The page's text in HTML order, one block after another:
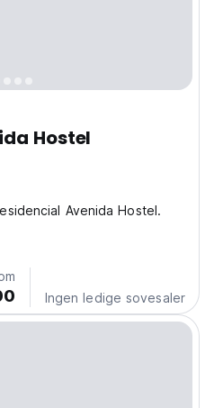
Hostel
Avenida Hostel.
Ingen ledige sovesaler